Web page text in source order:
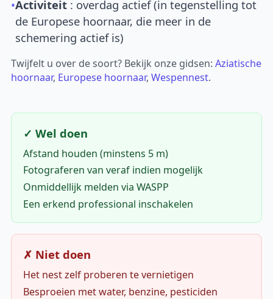
•Activiteit : overdag actief (in tegenstelling tot
de Europese hoornaar, die meer in de
schemering actief is)
Twijfelt u over de soort? Bekijk onze gidsen:Aziatische
hoornaar, Europese hoornaar,Wespennest.
✓ Wel doen
Afstand houden (minstens 5 m)
Fotograferen van veraf indien mogelijk
Onmiddellijk melden via WASPP
Een erkend professional inschakelen
✗ Niet doen
Het nest zelf proberen te vernietigen
Besproeien met water, benzine, pesticiden